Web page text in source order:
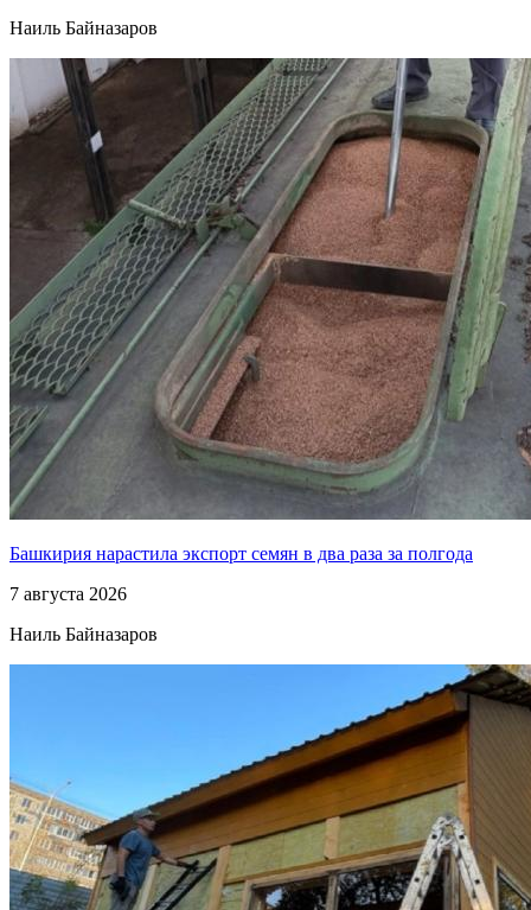
Наиль Байназаров
Башкирия нарастила экспорт семян в два раза за полгода
7 августа 2026
Наиль Байназаров